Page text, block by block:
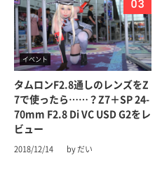
イベント
タムロンF2.8通しのレンズをZ
7で使ったら……？Z7＋SP 24-
70mm F2.8 Di VC USD G2をレ
ビュー
2018/12/14 by だい